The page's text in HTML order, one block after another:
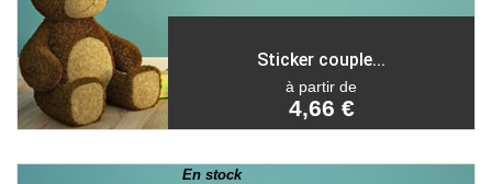
Sticker couple...
à partir de
4,66 €
En stock